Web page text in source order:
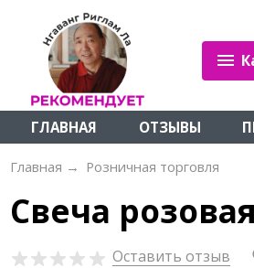
ГЛАВНАЯ ОТЗЫВЫ
Главная → Розничная торговля
Свеча
Оставить отзыв